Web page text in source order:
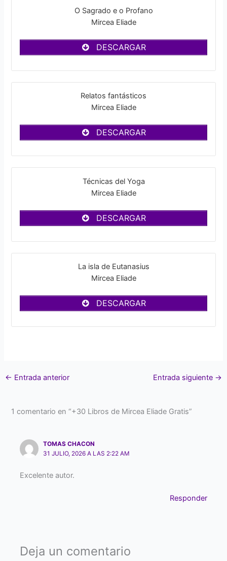
O Sagrado e o Profano
Mircea Eliade
DESCARGAR
Relatos fantásticos
Mircea Eliade
DESCARGAR
Técnicas del Yoga
Mircea Eliade
DESCARGAR
La isla de Eutanasius
Mircea Eliade
DESCARGAR
← Entrada anterior Entrada siguiente →
1 comentario en “+30 Libros de Mircea Eliade Gratis”
TOMAS CHACON
31 JULIO, 2026 A LAS 2:22 AM
Excelente autor.
Responder
Deja un comentario